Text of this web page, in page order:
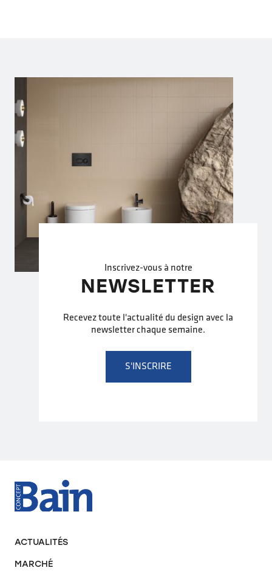
Inscrivez-vous à notre
NEWSLETTER
Recevez toute l'actualité du design avec la
newsletter chaque semaine.
S'INSCRIRE
ACTUALITÉS
MARCHÉ